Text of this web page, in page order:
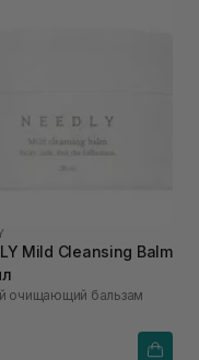
Mild Cleansing Balm
очищающий бальзам